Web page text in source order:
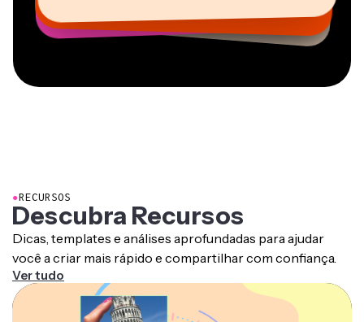
●RECURSOS
Descubra Recursos
Dicas, templates e análises aprofundadas para ajudar
você a criar mais rápido e compartilhar com confiança.
Ver tudo